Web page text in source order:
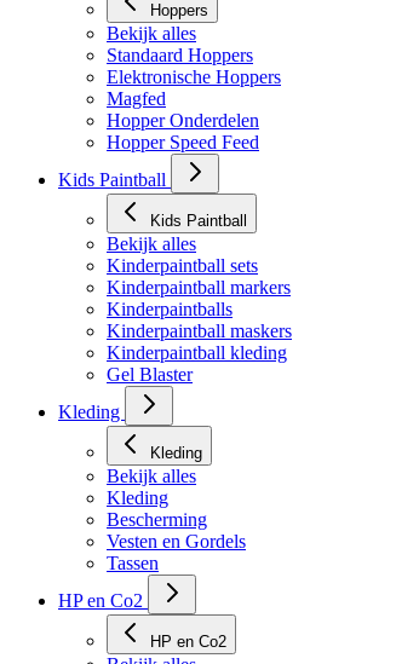
Hoppers
Bekijk alles
Standaard Hoppers
Elektronische Hoppers
Magfed
Hopper Onderdelen
Hopper Speed Feed
Kids Paintball
Kids Paintball
Bekijk alles
Kinderpaintball sets
Kinderpaintball markers
Kinderpaintballs
Kinderpaintball maskers
Kinderpaintball kleding
Gel Blaster
Kleding
Kleding
Bekijk alles
Kleding
Bescherming
Vesten en Gordels
Tassen
HP en Co2
HP en Co2